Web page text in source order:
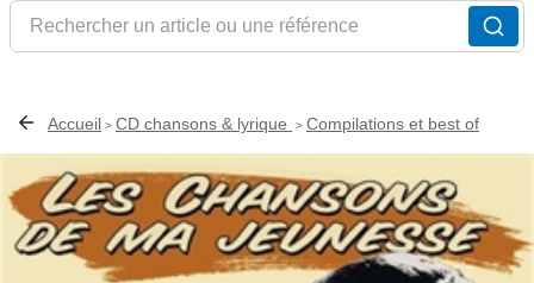
Rechercher un article ou une référence
Accueil > CD chansons & lyrique > Compilations et best of